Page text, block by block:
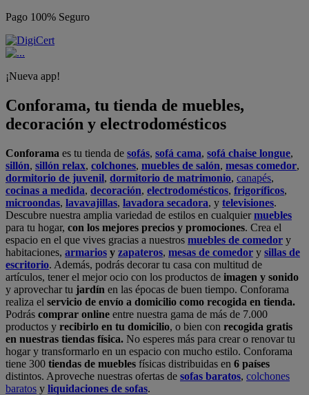
Pago 100% Seguro
¡Nueva app!
Conforama, tu tienda de muebles,
decoración y electrodomésticos
Conforama es tu tienda de sofás, sofá cama, sofá chaise longue,
sillón, sillón relax, colchones, muebles de salón, mesas comedor,
dormitorio de juvenil, dormitorio de matrimonio, canapés,
cocinas a medida, decoración, electrodomésticos, frigoríficos,
microondas, lavavajillas, lavadora secadora, y televisiones.
Descubre nuestra amplia variedad de estilos en cualquiermuebles
para tu hogar, con los mejores precios y promociones. Crea el
espacio en el que vives gracias a nuestros muebles de comedor y
habitaciones, armarios y zapateros, mesas de comedor y sillas de
escritorio. Además, podrás decorar tu casa con multitud de
artículos, tener el mejor ocio con los productos de imagen y sonido
y aprovechar tu jardín en las épocas de buen tiempo. Conforama
realiza el servicio de envío a domicilio como recogida en tienda.
Podrás comprar online entre nuestra gama de más de 7.000
productos y recibirlo en tu domicilio, o bien con recogida gratis
en nuestras tiendas física. No esperes más para crear o renovar tu
hogar y transformarlo en un espacio con mucho estilo. Conforama
tiene 300 tiendas de muebles físicas distribuidas en 6 países
distintos. Aproveche nuestras ofertas de sofas baratos, colchones
baratos y liquidaciones de sofas.